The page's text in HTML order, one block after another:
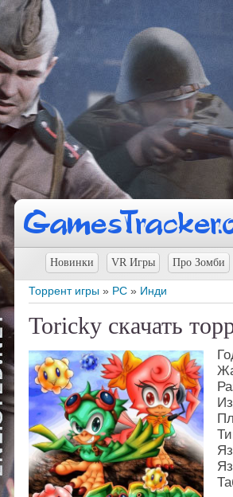
Новинки VR Игры Про Зомби
Торрент игры » PC » Инди
Toricky скачать